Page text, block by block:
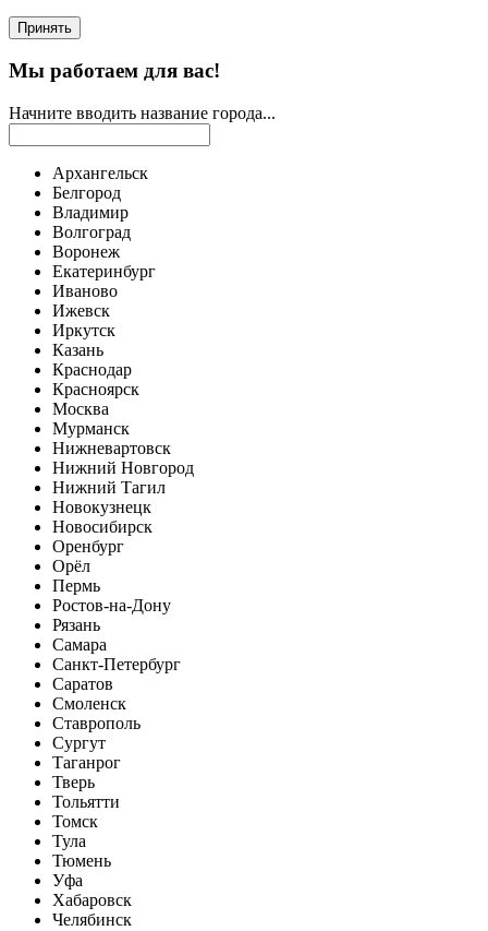
Принять
Мы работаем для вас!
Начните вводить название города...
Архангельск
Белгород
Владимир
Волгоград
Воронеж
Екатеринбург
Иваново
Ижевск
Иркутск
Казань
Краснодар
Красноярск
Москва
Мурманск
Нижневартовск
Нижний Новгород
Нижний Тагил
Новокузнецк
Новосибирск
Оренбург
Орёл
Пермь
Ростов-на-Дону
Рязань
Самара
Санкт-Петербург
Саратов
Смоленск
Ставрополь
Сургут
Таганрог
Тверь
Тольятти
Томск
Тула
Тюмень
Уфа
Хабаровск
Челябинск